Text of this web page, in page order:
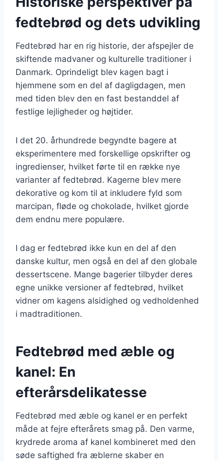
fedtebrød og dets udvikling
Fedtebrød har en rig historie, der afspejler de
skiftende madvaner og kulturelle traditioner i
Danmark. Oprindeligt blev kagen bagt i
hjemmene som en del af dagligdagen, men
med tiden blev den en fast bestanddel af
festlige lejligheder og højtider.
I det 20. århundrede begyndte bagere at
eksperimentere med forskellige opskrifter og
ingredienser, hvilket førte til en række nye
varianter af fedtebrød. Kagerne blev mere
dekorative og kom til at inkludere fyld som
marcipan, fløde og chokolade, hvilket gjorde
dem endnu mere populære.
I dag er fedtebrød ikke kun en del af den
danske kultur, men også en del af den globale
dessertscene. Mange bagerier tilbyder deres
egne unikke versioner af fedtebrød, hvilket
vidner om kagens alsidighed og vedholdenhed
i madtraditionen.
Fedtebrød med æble og
kanel: En
efterårsdelikatesse
Fedtebrød med æble og kanel er en perfekt
måde at fejre efterårets smag på. Den varme,
krydrede aroma af kanel kombineret med den
søde saftighed fra æblerne skaber en